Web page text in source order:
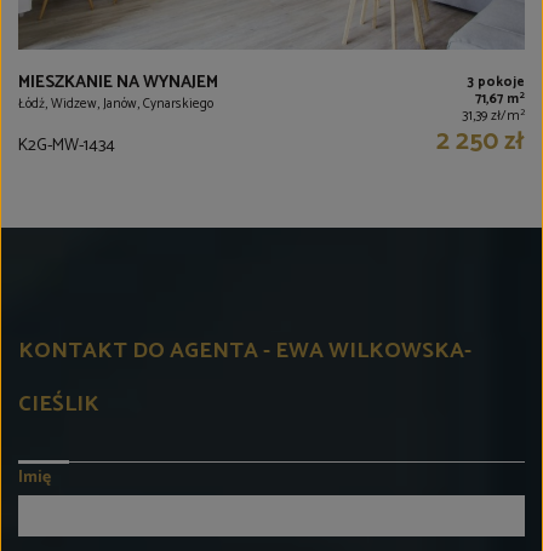
MIESZKANIE NA WYNAJEM
Łódź, Widzew, Janów, Cynarskiego
3 pokoje
71,67 m2
31,39 zł/m2
K2G-MW-1434 2 250 zł
KONTAKT DO AGENTA - EWA WILKOWSKA-
CIEŚLIK
Imię